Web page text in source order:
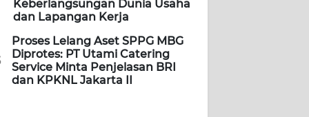
Keberlangsungan Dunia Usaha
dan Lapangan Kerja
Proses Lelang Aset SPPG MBG
Diprotes: PT Utami Catering
Service Minta Penjelasan BRI
dan KPKNL Jakarta II